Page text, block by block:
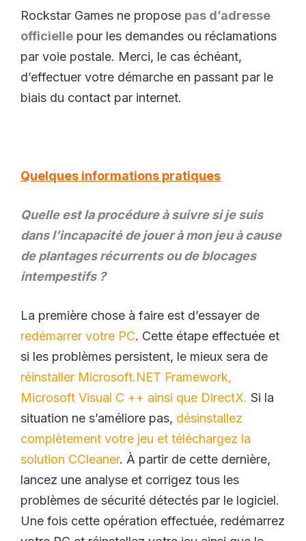
Rockstar Games ne propose pas d’adresse
officielle pour les demandes ou réclamations
par voie postale. Merci, le cas échéant,
d’effectuer votre démarche en passant par le
biais du contact par internet.
Quelques informations pratiques
Quelle est la procédure à suivre si je suis
dans l’incapacité de jouer à mon jeu à cause
de plantages récurrents ou de blocages
intempestifs ?
La première chose à faire est d’essayer de
redémarrer votre PC. Cette étape effectuée et
si les problèmes persistent, le mieux sera de
réinstaller Microsoft.NET Framework,
Microsoft Visual C ++ ainsi que DirectX. Si la
situation ne s’améliore pas, désinstallez
complètement votre jeu et téléchargez la
solution CCleaner. À partir de cette dernière,
lancez une analyse et corrigez tous les
problèmes de sécurité détectés par le logiciel.
Une fois cette opération effectuée, redémarrez